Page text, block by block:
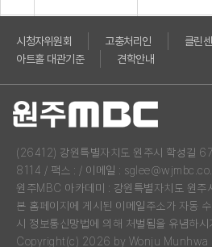
시청자위원회 고충처리인 클린
아트홀 대관기준
견학안내
(26412) 강원특별자치도 원주시 학성길
8114 / 팩스 : / 이메일 :
원주MBC 아카데미 : 강원특별자치도 원
본 홈페이지에 게시된 이메일주소가 자동
시 정보통신망법에 의해 처벌됨을 유념하시
Copyright(c) 2026 by Wonju Munhwa